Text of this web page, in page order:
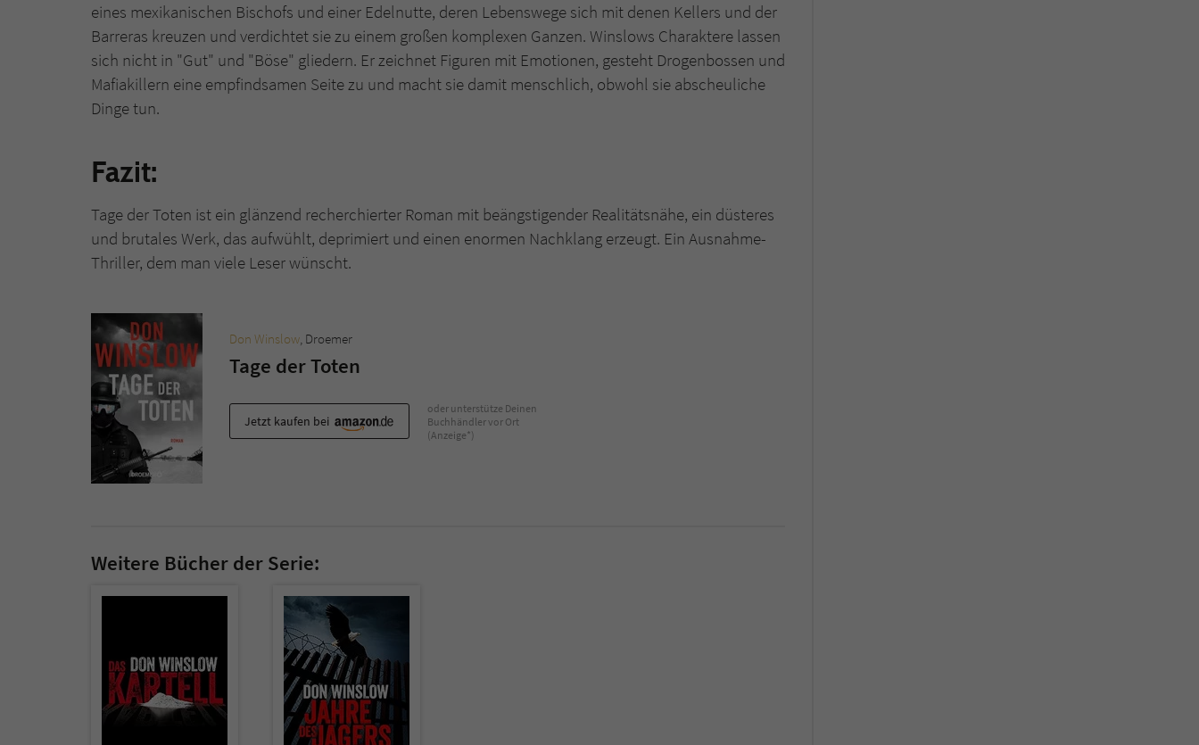
eines mexikanischen Bischofs und einer Edelnutte, deren Lebenswege sich mit denen Kellers und der
Barreras kreuzen und verdichtet sie zu einem großen komplexen Ganzen. Winslows Charaktere lassen
sich nicht in "Gut" und "Böse" gliedern. Er zeichnet Figuren mit Emotionen, gesteht Drogenbossen und
Mafiakillern eine empfindsamen Seite zu und macht sie damit menschlich, obwohl sie abscheuliche
Dinge tun.
Fazit:
Tage der Toten ist ein glänzend recherchierter Roman mit beängstigender Realitätsnähe, ein düsteres
und brutales Werk, das aufwühlt, deprimiert und einen enormen Nachklang erzeugt. Ein Ausnahme-
Thriller, dem man viele Leser wünscht.
Don Winslow, Droemer
Tage der Toten
Jetzt kaufen bei
oder unterstütze Deinen
Buchhändler vor Ort
(Anzeige*)
Weitere Bücher der Serie: